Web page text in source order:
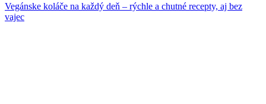
Vegánske koláče na každý deň – rýchle a chutné recepty, aj bez
vajec